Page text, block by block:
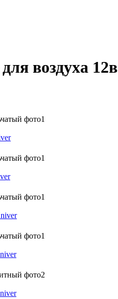
воздуха 12в